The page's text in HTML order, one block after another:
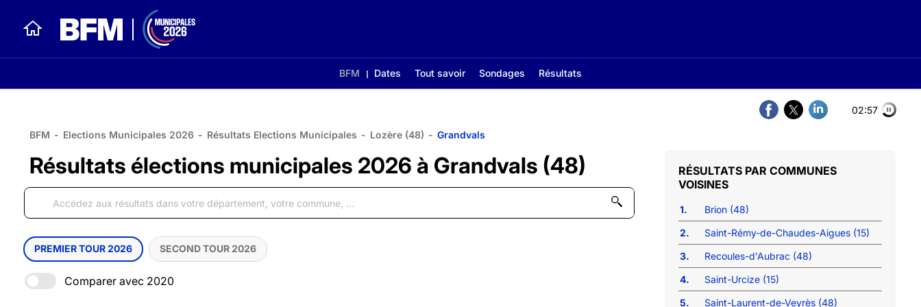
BFM Dates Tout savoir Sondages Résultats
02:56
BFM - Elections Municipales 2026 - Résultats Elections Municipales - Lozère (48) - Grandvals
Résultats élections municipales 2026 à Grandvals (48)
PREMIER TOUR 2026 SECOND TOUR 2026
Comparer avec 2020
COMMUNES
VOISINES
1.
Brion (48)
2.
Saint-Rémy-de-Chaudes-Aigues (15)
3.
Recoules-d'Aubrac (48)
4.
Saint-Urcize (15)
5.
Saint-Laurent-de-Veyrès (48)